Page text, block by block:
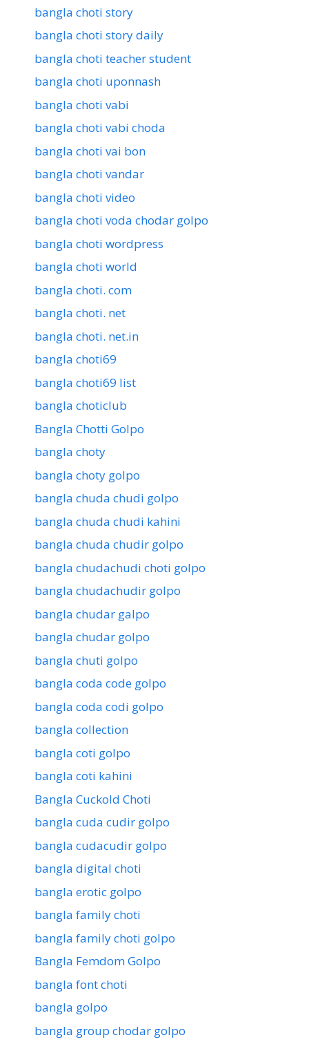
bangla choti story
bangla choti story daily
bangla choti teacher student
bangla choti uponnash
bangla choti vabi
bangla choti vabi choda
bangla choti vai bon
bangla choti vandar
bangla choti video
bangla choti voda chodar golpo
bangla choti wordpress
bangla choti world
bangla choti. com
bangla choti. net
bangla choti. net.in
bangla choti69
bangla choti69 list
bangla choticlub
Bangla Chotti Golpo
bangla choty
bangla choty golpo
bangla chuda chudi golpo
bangla chuda chudi kahini
bangla chuda chudir golpo
bangla chudachudi choti golpo
bangla chudachudir golpo
bangla chudar galpo
bangla chudar golpo
bangla chuti golpo
bangla coda code golpo
bangla coda codi golpo
bangla collection
bangla coti golpo
bangla coti kahini
Bangla Cuckold Choti
bangla cuda cudir golpo
bangla cudacudir golpo
bangla digital choti
bangla erotic golpo
bangla family choti
bangla family choti golpo
Bangla Femdom Golpo
bangla font choti
bangla golpo
bangla group chodar golpo